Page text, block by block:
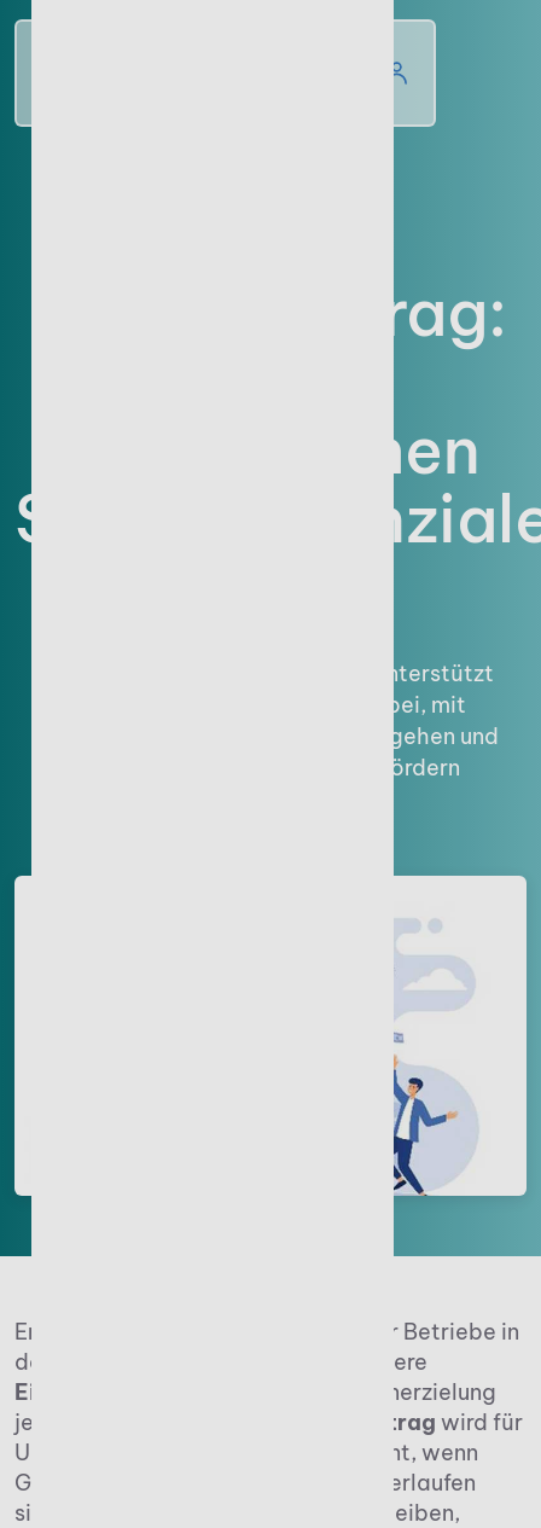
Verlustvortrag:
Unternehmen
Der steuerliche Verlustvortrag unterstützt
Unternehmen maßgeblich dabei, mit
finanziellen Schwankungen umzugehen und
Liquidität und Wachstum zu fördern
Erfolgreiches Wirtschaften steht für Betriebe in
der Regel an erster Stelle. Viele äußere
Einflussfaktoren
können die Gewinnerzielung
jedoch erschweren. Der
Verlustvortrag wird für
Unternehmen immer dann interessant, wenn
Geschäftsjahre nicht wie geplant verlaufen
sind. Um langfristig erfolgreich zu bleiben,